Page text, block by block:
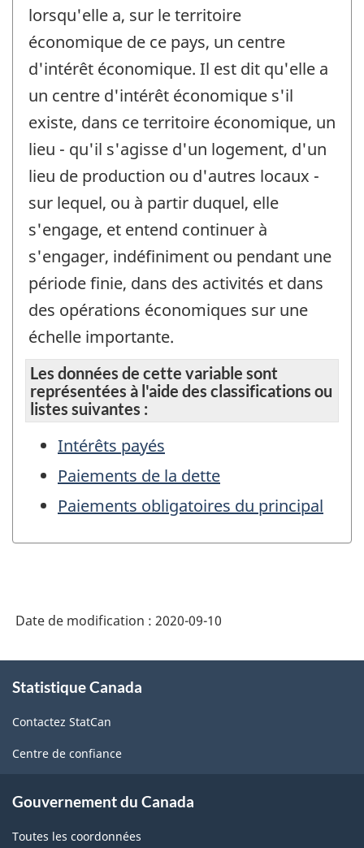
lorsqu'elle a, sur le territoire
économique de ce pays, un centre
d'intérêt économique. Il est dit qu'elle a
un centre d'intérêt économique s'il
existe, dans ce territoire économique, un
lieu - qu'il s'agisse d'un logement, d'un
lieu de production ou d'autres locaux -
sur lequel, ou à partir duquel, elle
s'engage, et entend continuer à
s'engager, indéfiniment ou pendant une
période finie, dans des activités et dans
des opérations économiques sur une
échelle importante.
Les données de cette variable sont
représentées à l'aide des classifications ou
listes suivantes :
Intérêts payés
Paiements de la dette
Paiements obligatoires du principal
Date de modification : 2020-09-10
propos
ce
site
Statistique Canada
Contactez StatCan
Centre de confiance
Gouvernement du Canada
Toutes les coordonnées